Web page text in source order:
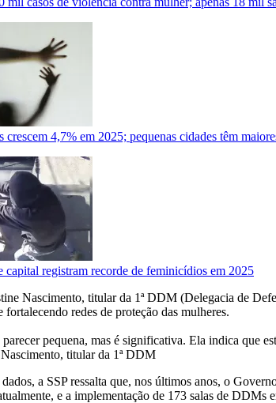
crescem 4,7% em 2025; pequenas cidades têm
capital registram recorde de feminicídios em 2025
Nascimento, titular da 1ª DDM (Delegacia de
fortalecendo redes de proteção das mulheres.
pequena, mas é significativa. Ela indica que
titular da 1ª DDM
a SSP ressalta que, nos últimos anos, o
e a implementação de 173 salas de DDMs